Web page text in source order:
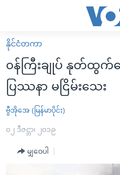
လွယ်ကူ
စေ
သည့်
Link
များ
ပင်မ
မူလစာမျက်နှာ
မြန်မာ
ကမ္ဘာ့သတင်းများ
နိုင်ငံတကာ
အစ္စရေး-ပါလက်စတိုင်း
ဗွီဒီယို
အင်္ဂလိပ်စာလေ့လာမယ်
နိုင်ငံတကာ
၀န်ကြီးချုပ် နုတ်ထွ
ပြဿနာ မငြိမ်းသေး
ဗွီအိုအေ (မြန်မာပိုင်း)
၀၂ ဒီဇင္ဘာ၊ ၂၀၁၉
မျှဝေပါ